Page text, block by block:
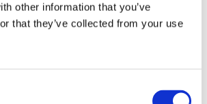
other information that you’ve
that they’ve collected from your use
Aalborg